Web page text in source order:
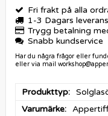
Fri frakt på alla
1-3 Dagars
Trygg betalning
Snabb kundservice
Har du några frågor eller
eller via mail
Produkttyp
Varumärke